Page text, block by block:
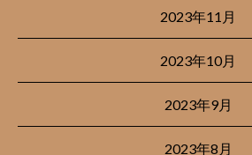
2023年11月
2023年10月
2023年9月
2023年8月